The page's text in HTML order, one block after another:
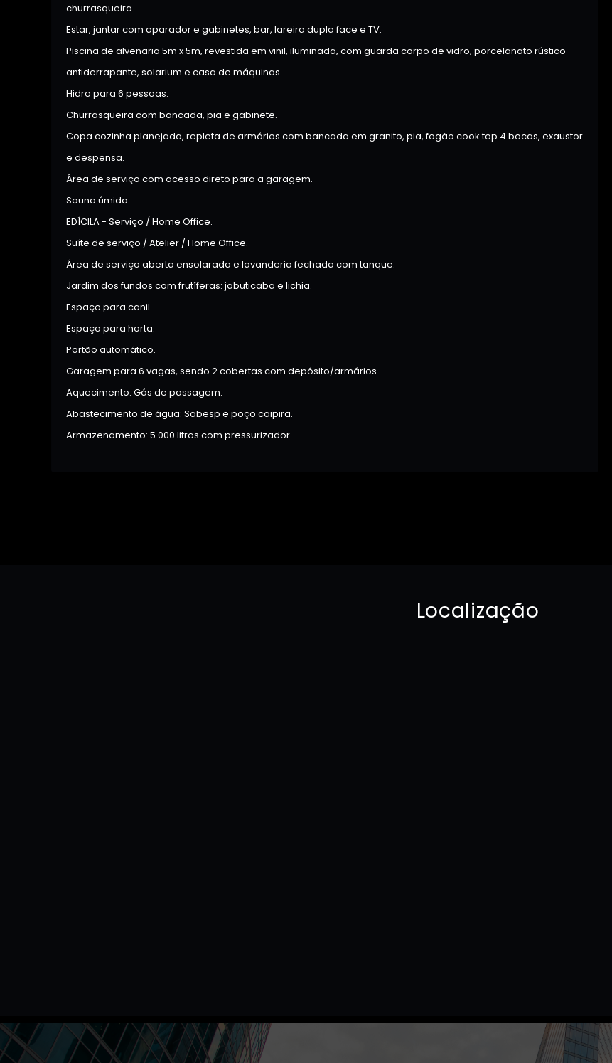
churrasqueira.
Estar, jantar com aparador e gabinetes, bar, lareira dupla face e TV.
Piscina de alvenaria 5m x 5m, revestida em vinil, iluminada, com guarda corpo de vidro, porcelanato rústico
antiderrapante, solarium e casa de máquinas.
Hidro para 6 pessoas.
Churrasqueira com bancada, pia e gabinete.
Copa cozinha planejada, repleta de armários com bancada em granito, pia, fogão cook top 4 bocas, exaustor
e despensa.
Área de serviço com acesso direto para a garagem.
Sauna úmida.
EDÍCILA - Serviço / Home Office.
Suíte de serviço / Atelier / Home Office.
Área de serviço aberta ensolarada e lavanderia fechada com tanque.
Jardim dos fundos com frutíferas: jabuticaba e lichia.
Espaço para canil.
Espaço para horta.
Portão automático.
Garagem para 6 vagas, sendo 2 cobertas com depósito/armários.
Aquecimento: Gás de passagem.
Abastecimento de água: Sabesp e poço caipira.
Armazenamento: 5.000 litros com pressurizador.
Localização